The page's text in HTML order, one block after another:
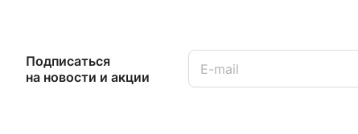
Подписаться
на новости и акции